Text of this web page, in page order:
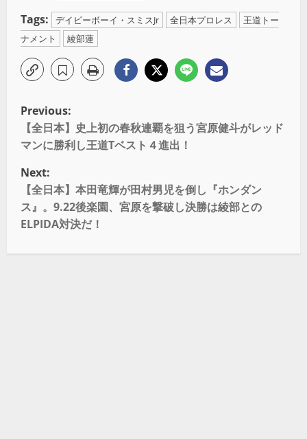
Tags: デイビーボーイ・スミスJr 全日本プロレス
王道トー
ナメント
綾部蓮
Previous:
【全日本】史上初の春秋連覇を狙う宮原健斗がレッド
マンに勝利し王道Tベスト４進出！
Next:
【全日本】本田竜輝が田村男児を倒し『ホンダン
ス』。9.22後楽園、宮原を撃破し決勝は綾部との
ELPIDA対決だ！